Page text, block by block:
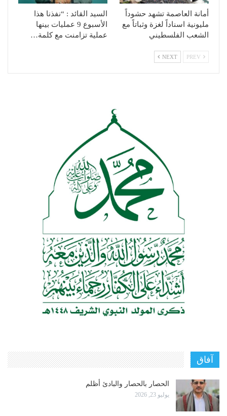
أمانة العاصمة تشهد حشوداً
مليونية اسناداً لغزة وثباتاً مع
الشعب الفلسطيني
السيد القائد : “نفذنا هذا
الأسبوع 9 عمليات بينها
عملية تزامنت مع كلمة…
NEXT
آفاق
الحصار بالحصار والبادئ أظلم
يوليو 23, 2026